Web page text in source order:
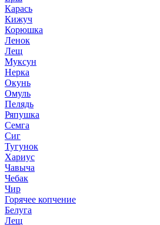
Карась
Кижуч
Корюшка
Ленок
Лещ
Муксун
Нерка
Окунь
Омуль
Пелядь
Ряпушка
Семга
Сиг
Тугунок
Хариус
Чавыча
Чебак
Чир
Горячее копчение
Белуга
Лещ